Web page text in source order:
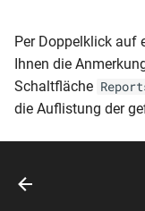
Per Doppelklick auf
Ihnen die
Schaltfläche
die Auflistung der